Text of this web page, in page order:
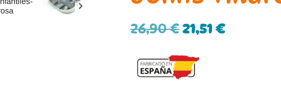
Coimbra D.D. Step Demax
FlexiNens
26,90€21,51€